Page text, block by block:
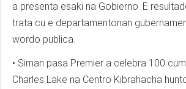
a presenta esaki na Gobierno. E
trata cu e departamentonan
wordo publica.
• Siman pasa Premier a celebra 100
Charles Lake na Centro Kibrahacha